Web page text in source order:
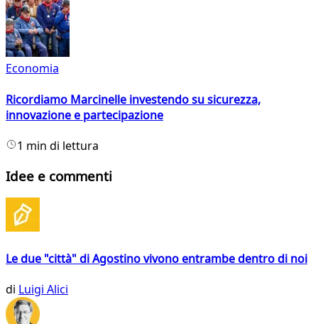
Economia
Ricordiamo Marcinelle investendo su sicurezza,
innovazione e partecipazione
1 min di lettura
Idee e commenti
Le due "città" di Agostino vivono entrambe dentro di noi
di Luigi Alici